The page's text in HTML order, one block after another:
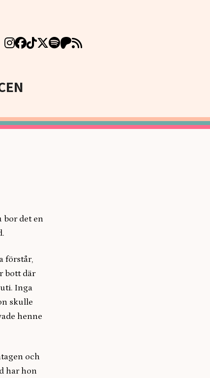
bor det en
förstår,
bott där
Inga
skulle
henne
och
har hon